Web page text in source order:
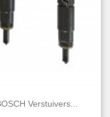
Verstuivers...